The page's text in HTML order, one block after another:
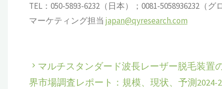
TEL：050-5893-6232（日本）；0081-5058936232（グ
マーケティング担当 japan@qyresearch.com
マルチスタンダード波長レーザー脱毛装置
界市場調査レポート：規模、現状、予測2024-